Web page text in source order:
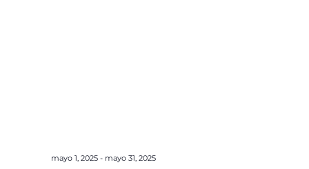
mayo 1, 2025- mayo 31, 2025